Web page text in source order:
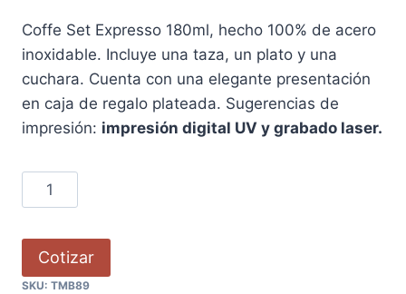
Coffe Set Expresso 180ml, hecho 100% de acero
inoxidable. Incluye una taza, un plato y una
cuchara. Cuenta con una elegante presentación
en caja de regalo plateada. Sugerencias de
impresión: impresión digital UV y grabado laser.
Cotizar
SKU: TMB89